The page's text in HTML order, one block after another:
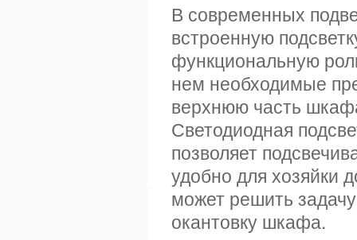
В современных
встроенную
функциональную
нем необходимые
верхнюю часть
Светодиодная
позволяет
удобно для хозяйки
может решить
окантовку шкафа.